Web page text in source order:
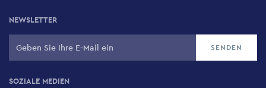
NEWSLETTER
SOZIALE MEDIEN